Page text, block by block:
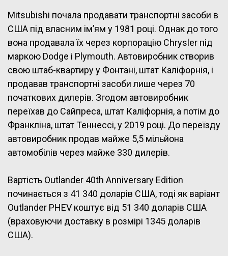
Mitsubishi почала продавати транспортні засоби в
США під власним ім’ям у 1981 році. Однак до того
вона продавала їх через корпорацію Chrysler під
маркою Dodge і Plymouth. Автовиробник створив
свою штаб-квартиру у Фонтані, штат Каліфорнія, і
продавав транспортні засоби лише через 70
початкових дилерів. Згодом автовиробник
переїхав до Сайпреса, штат Каліфорнія, а потім до
Франкліна, штат Теннессі, у 2019 році. До переїзду
автовиробник продав майже 5,5 мільйона
автомобілів через майже 330 дилерів.
Вартість Outlander 40th Anniversary Edition
починається з 41 340 доларів США, тоді як варіант
Outlander PHEV коштує від 51 340 доларів США
(враховуючи доставку в розмірі 1345 доларів
США).